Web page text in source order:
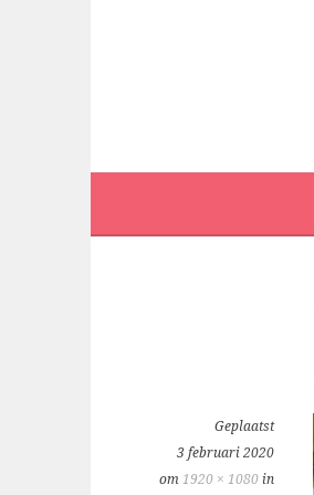
Geplaatst
3 februari 2020
om 1920 × 1080 in